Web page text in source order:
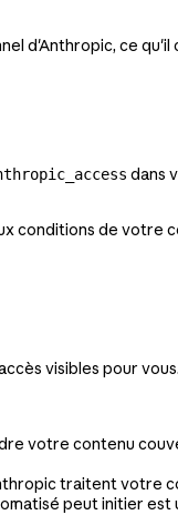
d'Anthropic, ce
dans
conditions de
visibles pour
votre contenu
traitent votre
peut initier